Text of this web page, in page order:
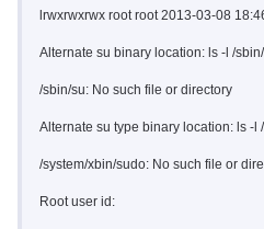
lrwxrwxrwx root root 2013-03-08
Alternate su binary location: ls -l /
/sbin/su: No such file or directory
Alternate su type binary location: ls -l
/system/xbin/sudo: No such file or
Root user id: